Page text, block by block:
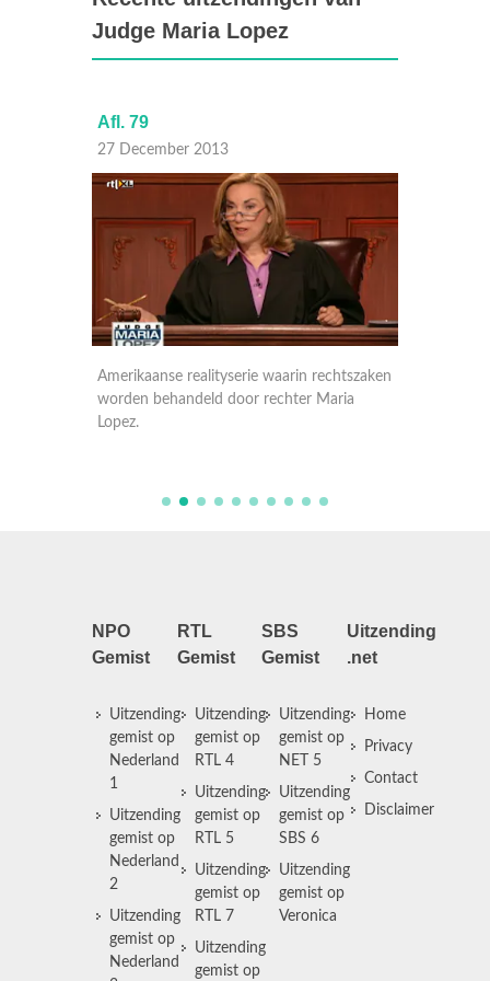
Judge Maria Lopez
Afl. 79
27 December 2013
Amerikaanse realityserie waarin rechtszaken
worden behandeld door rechter Maria
Lopez.
NPO
Gemist
Uitzending
gemist op
Nederland
1
Uitzending
gemist op
Nederland
2
Uitzending
gemist op
Nederland
RTL
Gemist
Uitzending
gemist op
RTL 4
Uitzending
gemist op
RTL 5
Uitzending
gemist op
RTL 7
Uitzending
gemist op
SBS
Gemist
Uitzending
gemist op
NET 5
Uitzending
gemist op
SBS 6
Uitzending
gemist op
Veronica
Uitzending
.net
Home
Privacy
Contact
Disclaimer